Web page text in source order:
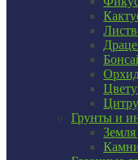
Грунты и
Земля